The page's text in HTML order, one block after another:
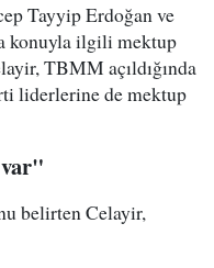
Tayyip Erdoğan ve
konuyla ilgili mektup
TBMM açıldığında
liderlerine de mektup
belirten Celayir,